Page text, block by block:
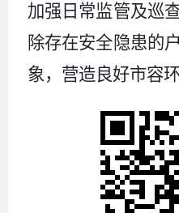
加强日常监管及巡
除存在安全隐患的
象，营造良好市容环